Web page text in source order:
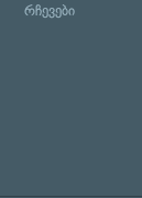
რჩევები